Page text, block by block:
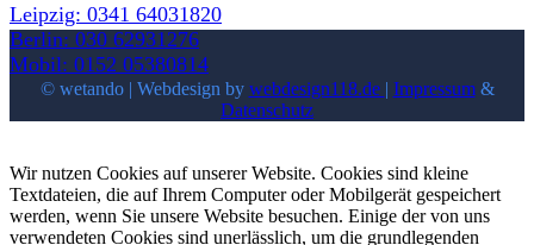
Leipzig: 0341 64031820
Berlin: 030 62931276
Mobil: 0152 05380814
© wetando | Webdesign by webdesign118.de | Impressum&
Datenschutz
Wir nutzen Cookies auf unserer Website. Cookies sind kleine
Textdateien, die auf Ihrem Computer oder Mobilgerät gespeichert
werden, wenn Sie unsere Website besuchen. Einige der von uns
verwendeten Cookies sind unerlässlich, um die grundlegenden